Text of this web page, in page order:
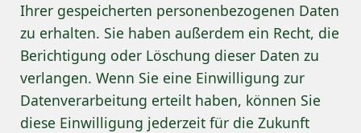
Ihrer gespeicherten personenbezogenen Daten
zu erhalten. Sie haben außerdem ein Recht, die
Berichtigung oder Löschung dieser Daten zu
verlangen. Wenn Sie eine Einwilligung zur
Datenverarbeitung erteilt haben, können Sie
diese Einwilligung jederzeit für die Zukunft